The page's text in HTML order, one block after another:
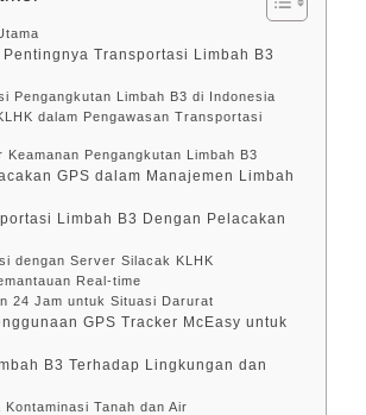
Pentingnya Transportasi Limbah B3
Pengangkutan Limbah B3 di Indonesia
dalam Pengawasan Transportasi
Keamanan Pengangkutan Limbah B3
GPS dalam Manajemen Limbah
Limbah B3 Dengan Pelacakan
dengan Server Silacak KLHK
Real-time
24 Jam untuk Situasi Darurat
GPS Tracker McEasy untuk
B3 Terhadap Lingkungan dan
Kontaminasi Tanah dan Air